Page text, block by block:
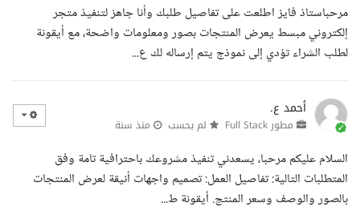
مرحباستاذ فايز اطلعت على تفاصيل طلبك وأنا جاهز لتنفيذ متجر
إلكتروني مبسط يعرض المنتجات بصور ومعلومات واضحة، مع أيقونة
لطلب الشراء تؤدي إلى نموذج يتم إرساله لك ع...
أحمد ع.
مطور Full Stack لم يحسب منذ سنة
السلام عليكم مرحبا، يسعدني تنفيذ مشروعك باحترافية تامة وفق
المتطلبات التالية: تفاصيل العمل: تصميم واجهات أنيقة لعرض المنتجات
بالصور والوصف وسعر المنتج. أيقونة ط...